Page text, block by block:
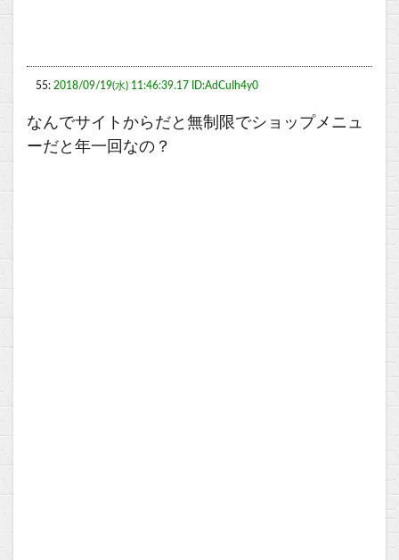
55: 2018/09/19(水) 11:46:39.17 ID:AdCuIh4y0
なんでサイトからだと無制限でショップメニュ
ーだと年一回なの？